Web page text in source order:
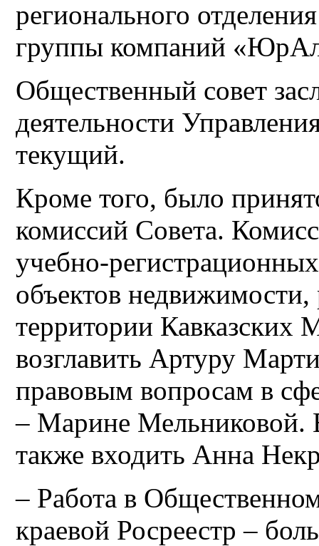
регионального
группы компаний
Общественный совет
деятельности
текущий.
Кроме того, было
комиссий Совета.
учебно-
объектов
территории
возглавить Артуру
правовым вопросам в
– Марине Мельниковой.
также входить Анна
– Работа в
краевой Росреестр –